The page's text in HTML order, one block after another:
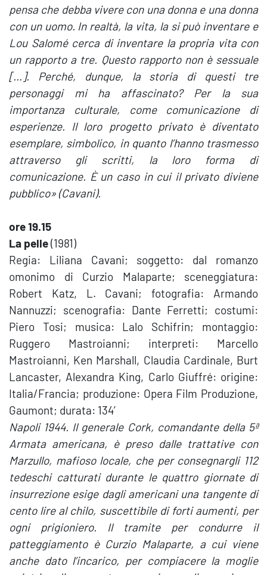
pensa che debba vivere con una donna e una donna
con un uomo. In realtà, la vita, la si può inventare e
Lou Salomé cerca di inventare la propria vita con
un rapporto a tre. Questo rapporto non è sessuale
[…]. Perché, dunque, la storia di questi tre
personaggi mi ha affascinato? Per la sua
importanza culturale, come comunicazione di
esperienze. Il loro progetto privato è diventato
esemplare, simbolico, in quanto l’hanno trasmesso
attraverso gli scritti, la loro forma di
comunicazione. È un caso in cui il privato diviene
pubblico» (Cavani).
ore 19.15
La pelle(1981)
Regia: Liliana Cavani; soggetto: dal romanzo
omonimo di Curzio Malaparte; sceneggiatura:
Robert Katz, L. Cavani; fotografia: Armando
Nannuzzi; scenografia: Dante Ferretti; costumi:
Piero Tosi; musica: Lalo Schifrin; montaggio:
Ruggero Mastroianni; interpreti: Marcello
Mastroianni, Ken Marshall, Claudia Cardinale, Burt
Lancaster, Alexandra King, Carlo Giuffré: origine:
Italia/Francia; produzione: Opera Film Produzione,
Gaumont; durata: 134′
Napoli 1944. Il generale Cork, comandante della 5ª
Armata americana, è preso dalle trattative con
Marzullo, mafioso locale, che per consegnargli 112
tedeschi catturati durante le quattro giornate di
insurrezione esige dagli americani una tangente di
cento lire al chilo, suscettibile di forti aumenti, per
ogni prigioniero. Il tramite per condurre il
patteggiamento è Curzio Malaparte, a cui viene
anche dato l’incarico, per compiacere la moglie